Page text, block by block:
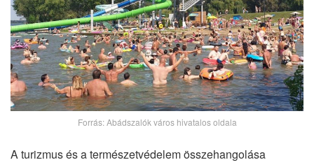
Forrás: Abádszalók város hivatalos oldala
A turizmus és a természetvédelem összehangolása